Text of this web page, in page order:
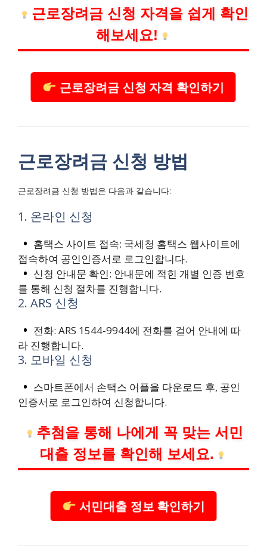
근로장려금 신청 자격을 쉽게 확인
해보세요!
근로장려금 신청 자격 확인하기
근로장려금 신청 방법
근로장려금 신청 방법은 다음과 같습니다:
1. 온라인 신청
홈택스 사이트 접속: 국세청 홈택스 웹사이트에
접속하여 공인인증서로 로그인합니다.
신청 안내문 확인: 안내문에 적힌 개별 인증 번호
를 통해 신청 절차를 진행합니다.
2. ARS 신청
전화: ARS 1544-9944에 전화를 걸어 안내에 따
라 진행합니다.
3. 모바일 신청
스마트폰에서 손택스 어플을 다운로드 후, 공인
인증서로 로그인하여 신청합니다.
추첨을 통해 나에게 꼭 맞는 서민
대출 정보를 확인해 보세요.
서민대출 정보 확인하기